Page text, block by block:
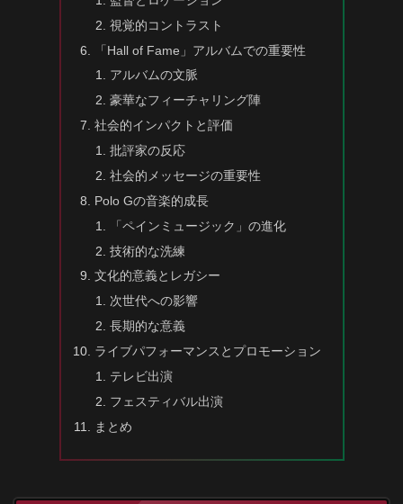
視覚的コントラスト
「Hall of Fame」アルバムでの重要性
アルバムの文脈
豪華なフィーチャリング陣
社会的インパクトと評価
批評家の反応
社会的メッセージの重要性
Polo Gの音楽的成長
「ペインミュージック」の進化
技術的な洗練
文化的意義とレガシー
次世代への影響
長期的な意義
ライブパフォーマンスとプロモーション
テレビ出演
フェスティバル出演
まとめ